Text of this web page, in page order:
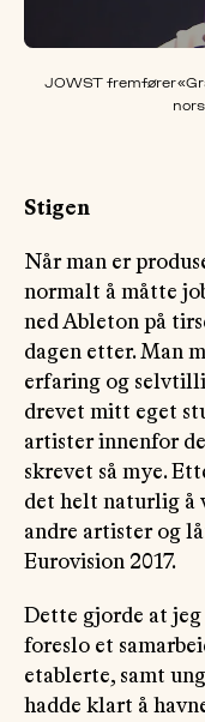
JOWST fremfører
Stigen
Når man er
normalt å måtte
ned Ableton på
dagen etter. Man
erfaring og
drevet mitt eget
artister innenfor
skrevet så mye.
det helt naturlig å
andre artister og
Eurovision 2017.
Dette gjorde at
foreslo et
etablerte, samt
hadde klart å